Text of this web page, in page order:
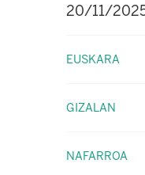
20/11/
EUSKARA
GIZALAN
NAFARROA